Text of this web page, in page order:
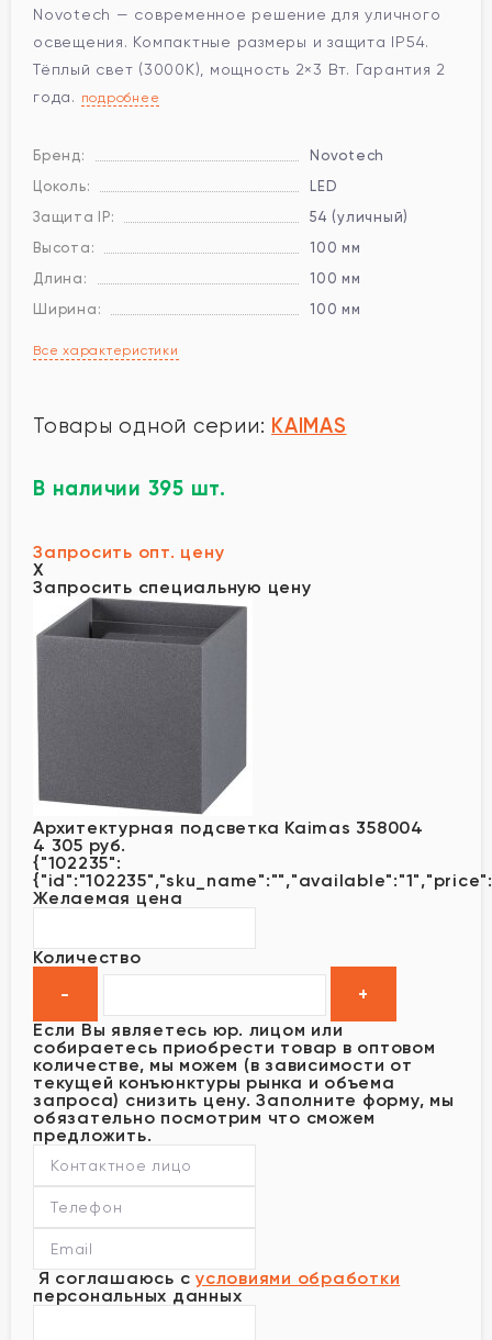
Novotech — современное решение для уличного
освещения. Компактные размеры и защита IP54.
Тёплый свет (3000K), мощность 2×3 Вт. Гарантия 2
года. подробнее
Бренд:
Novotech
Цоколь:
LED
Защита IP:
54 (уличный)
Высота:
100 мм
Длина:
100 мм
Ширина:
100 мм
Все характеристики
Товары одной серии: KAIMAS
В наличии 395 шт.
Запросить опт. цену
X
Запросить специальную цену
Архитектурная подсветка Kaimas 358004
4 305 руб.
{"102235":
Желаемая цена
Количество
Если Вы являетесь юр. лицом или
собираетесь приобрести товар в оптовом
количестве, мы можем (в зависимости от
текущей конъюнктуры рынка и объема
запроса) снизить цену. Заполните форму, мы
обязательно посмотрим что сможем
предложить.
Я соглашаюсь с условиями обработки
персональных данных